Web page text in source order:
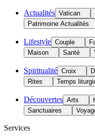
Actualités Vatican
Patrimoine Actualités
Lifestyle Couple
Maison
Santé
Spiritualité Croix
Rites
Temps
Découvertes Arts
Sanctuaires
Services